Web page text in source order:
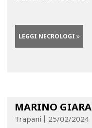
LEGGI NECROLOGI
MARINO
Trapani 25/02/2024